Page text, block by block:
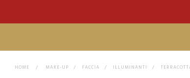
HOME > MAKE-UP > FACCIA > ILLUMINANTI >